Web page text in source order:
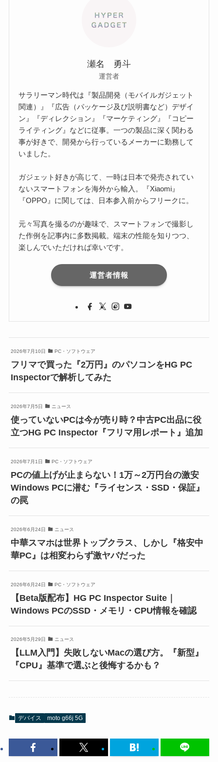
瀬名 勇斗
運営者
サラリーマン時代は『製品開発（モバイルガジェット
関連）』『広告（パッケージ及び説明書など）デザイ
ン』『ディレクション』『マーケティング』『コピー
ライティング』などに従事。一つの製品に深く関わる
事が好きで、開発から行っているメーカーに勤務して
いました。
ガジェット好きが高じて、一時は日本で発売されてい
ないスマートフォンを海外から輸入。『Xiaomi』
『OPPO』に関しては、日本参入前からフリークに。
元々写真を撮るのが趣味で、スマートフォンで撮影し
た作例を記事内に多数掲載。端末の性能を知りつつ、
楽しんでいただければ幸いです。
運営者情報
2026年7月10日 PC・ソフトウェア
フリマで買った『2万円』のパソコンをHG PC
Inspectorで解析してみた
2026年7月5日 ニュース
使っていないPCは今が売り時？中古PC出品に役
立つHG PC Inspector『フリマ用レポート』追加
2026年7月1日 PC・ソフトウェア
PCの値上げが止まらない！1万～2万円台の激安
Windows PCに潜む『ライセンス・SSD・保証』
の罠
2026年6月24日 ニュース
中華スマホは世界トップクラス、しかし『格安中
華PC』は相変わらず激ヤバだった
2026年6月24日 PC・ソフトウェア
【Beta版配布】HG PC Inspector Suite｜
Windows PCのSSD・メモリ・CPU情報を確認
2026年5月29日 ニュース
【LLM入門】失敗しないMacの選び方。『新型』
『CPU』基準で選ぶと後悔するかも？
デバイス moto g66j 5G